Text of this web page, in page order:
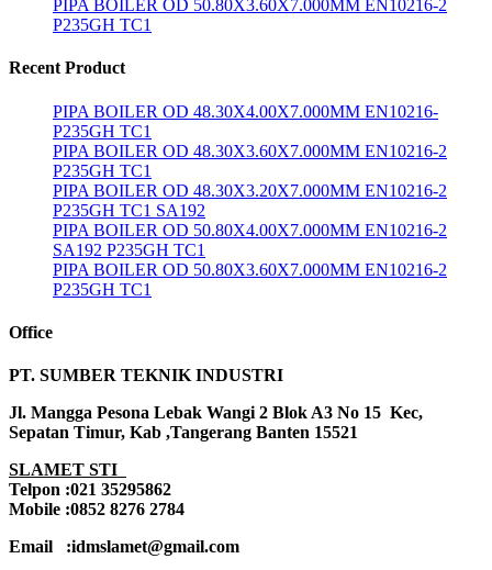
PIPA BOILER OD 50.80X3.60X7.000MM EN10216-2
P235GH TC1
Recent Product
PIPA BOILER OD 48.30X4.00X7.000MM EN10216-
P235GH TC1
PIPA BOILER OD 48.30X3.60X7.000MM EN10216-2
P235GH TC1
PIPA BOILER OD 48.30X3.20X7.000MM EN10216-2
P235GH TC1 SA192
PIPA BOILER OD 50.80X4.00X7.000MM EN10216-2
SA192 P235GH TC1
PIPA BOILER OD 50.80X3.60X7.000MM EN10216-2
P235GH TC1
Office
PT. SUMBER TEKNIK INDUSTRI
Jl. Mangga Pesona Lebak Wangi 2 Blok A3 No 15 Kec,
Sepatan Timur, Kab ,Tangerang Banten 15521
SLAMET STI
Telpon :021 35295862
Mobile :0852 8276 2784
Email :idmslamet@gmail.com